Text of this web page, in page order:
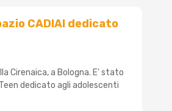
CADIAI dedicato
Cirenaica, a Bologna. E' stato
dedicato agli adolescenti